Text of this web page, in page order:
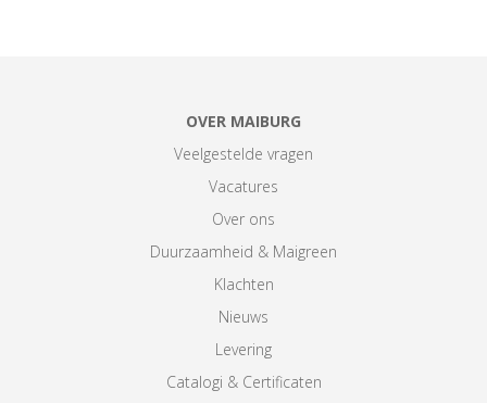
OVER MAIBURG
Veelgestelde vragen
Vacatures
Over ons
Duurzaamheid & Maigreen
Klachten
Nieuws
Levering
Catalogi & Certificaten